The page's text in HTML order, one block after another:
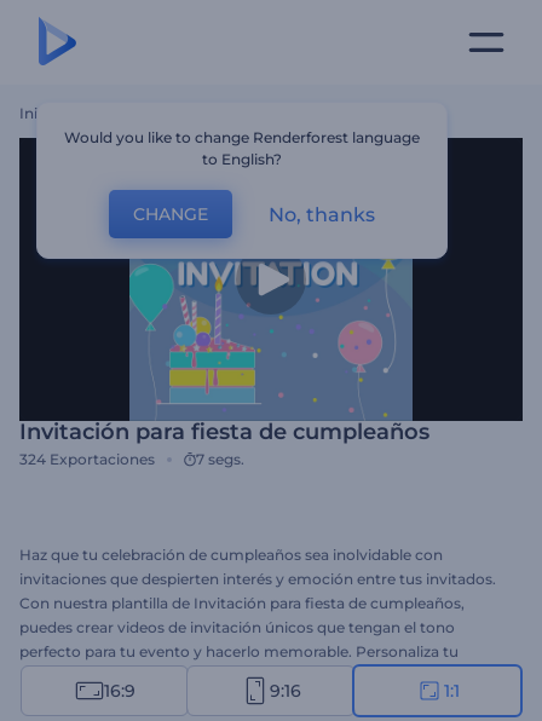
Inicio
Invitación para fiesta de cumpleaños
324 Exportaciones 7 segs.
Haz que tu celebración de cumpleaños sea inolvidable con
invitaciones que despierten interés y emoción entre tus invitados.
Con nuestra plantilla de Invitación para fiesta de cumpleaños,
puedes crear videos de invitación únicos que tengan el tono
perfecto para tu evento y hacerlo memorable. Personaliza tu
invitación, desde el texto y los detalles del evento hasta las
imágenes y la música, para que coincidan con el estilo y la temática
16:9 9:16 1:1
Would you like to change Renderforest language
to English?
CHANGE No, thanks